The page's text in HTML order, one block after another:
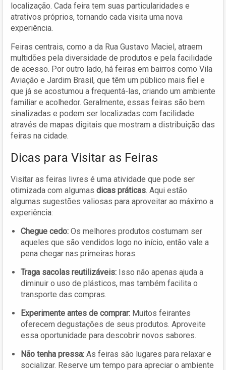
localização. Cada feira tem suas particularidades e
atrativos próprios, tornando cada visita uma nova
experiência.
Feiras centrais, como a da Rua Gustavo Maciel, atraem
multidões pela diversidade de produtos e pela facilidade
de acesso. Por outro lado, há feiras em bairros como Vila
Aviação e Jardim Brasil, que têm um público mais fiel e
que já se acostumou a frequentá-las, criando um ambiente
familiar e acolhedor. Geralmente, essas feiras são bem
sinalizadas e podem ser localizadas com facilidade
através de mapas digitais que mostram a distribuição das
feiras na cidade.
Dicas para Visitar as Feiras
Visitar as feiras livres é uma atividade que pode ser
otimizada com algumas dicas práticas. Aqui estão
algumas sugestões valiosas para aproveitar ao máximo a
experiência:
Chegue cedo: Os melhores produtos costumam ser
aqueles que são vendidos logo no início, então vale a
pena chegar nas primeiras horas.
Traga sacolas reutilizáveis: Isso não apenas ajuda a
diminuir o uso de plásticos, mas também facilita o
transporte das compras.
Experimente antes de comprar: Muitos feirantes
oferecem degustações de seus produtos. Aproveite
essa oportunidade para descobrir novos sabores.
Não tenha pressa: As feiras são lugares para relaxar e
socializar. Reserve um tempo para apreciar o ambiente